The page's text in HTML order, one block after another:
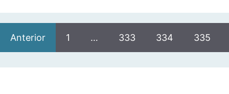
Anterior 1 … 333 334 335